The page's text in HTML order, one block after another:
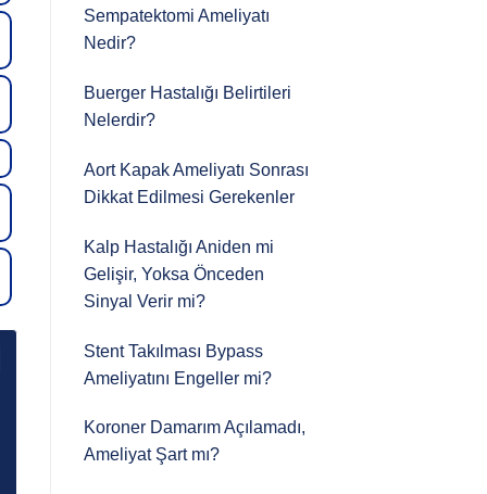
Sempatektomi Ameliyatı
Nedir?
Buerger Hastalığı Belirtileri
Nelerdir?
Aort Kapak Ameliyatı Sonrası
Dikkat Edilmesi Gerekenler
Kalp Hastalığı Aniden mi
Gelişir, Yoksa Önceden
Sinyal Verir mi?
Stent Takılması Bypass
Ameliyatını Engeller mi?
Koroner Damarım Açılamadı,
Ameliyat Şart mı?